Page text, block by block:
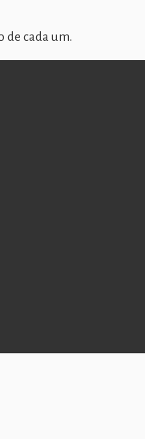
de cada um.